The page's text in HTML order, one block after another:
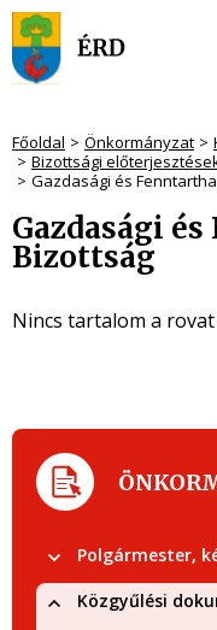
Főoldal Önkormányzat
Bizottsági
Gazdasági és
Gazdasági
Bizottság
Nincs tartalom a
Polgármester,
Közgyűlési